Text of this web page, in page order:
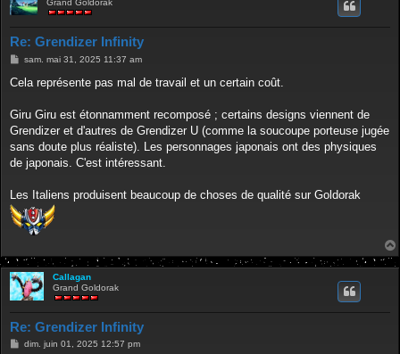
Grand Goldorak
Re: Grendizer Infinity
M
s
g
sam. mai 31, 2025 11:37 am
Cela représente pas mal de travail et un certain coût.
Giru Giru est étonnamment recomposé ; certains designs viennent de
Grendizer et d'autres de Grendizer U (comme la soucoupe porteuse jugée
sans doute plus réaliste). Les personnages japonais ont des physiques
de japonais. C'est intéressant.
Les Italiens produisent beaucoup de choses de qualité sur Goldorak
Callagan
Grand Goldorak
Re: Grendizer Infinity
Mdim. juin 01, 2025 12:57 pm